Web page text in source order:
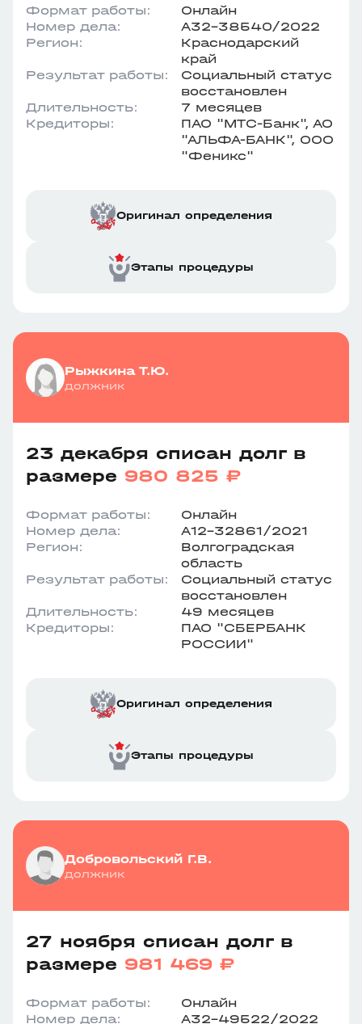
Формат работы:
Онлайн
Номер дела:
А32-38540/2022
Регион:
Краснодарский
край
Результат работы:
Социальный статус
восстановлен
Длительность:
7 месяцев
Кредиторы:
ПАО "МТС-Банк", АО
"АЛЬФА-БАНК", ООО
"Феникс"
Оригинал определения
Этапы процедуры
Рыжкина Т.Ю.
должник
23 декабря списан долг в
размере 980 825 ₽
Формат работы:
Онлайн
Номер дела:
А12-32861/2021
Регион:
Волгоградская
область
Результат работы:
Социальный статус
восстановлен
Длительность:
49 месяцев
Кредиторы:
ПАО "СБЕРБАНК
РОССИИ"
Оригинал определения
Этапы процедуры
Добровольский Г.В.
должник
27 ноября списан долг в
размере 981 469 ₽
Формат работы:
Онлайн
Номер дела:
А32-49522/2022